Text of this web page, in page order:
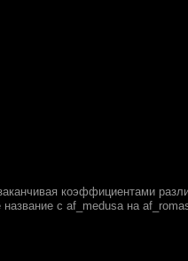
коэффициентами
с af_medusa на